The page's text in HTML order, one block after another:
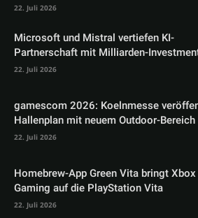
22. Juli 2026
Microsoft und Mistral vertiefen KI-
Partnerschaft mit Milliarden-
22. Juli 2026
gamescom 2026: Koelnmesse
Hallenplan mit neuem Outdoor-Bereich
22. Juli 2026
Homebrew-App Green Vita bringt
Gaming auf die PlayStation Vita
22. Juli 2026